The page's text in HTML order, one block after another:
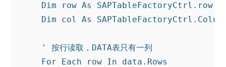
Dim row As
SAPTableFactoryCtrl.row
Dim col As
' 按行读取，DATA表只有一列
For
Each row In data.Rows